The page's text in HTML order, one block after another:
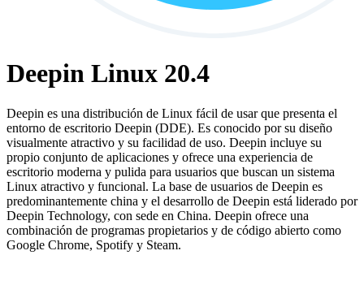
Deepin Linux 20.4
Deepin es una distribución de Linux fácil de usar que presenta el
entorno de escritorio Deepin (DDE). Es conocido por su diseño
visualmente atractivo y su facilidad de uso. Deepin incluye su
propio conjunto de aplicaciones y ofrece una experiencia de
escritorio moderna y pulida para usuarios que buscan un sistema
Linux atractivo y funcional. La base de usuarios de Deepin es
predominantemente china y el desarrollo de Deepin está liderado por
Deepin Technology, con sede en China. Deepin ofrece una
combinación de programas propietarios y de código abierto como
Google Chrome, Spotify y Steam.